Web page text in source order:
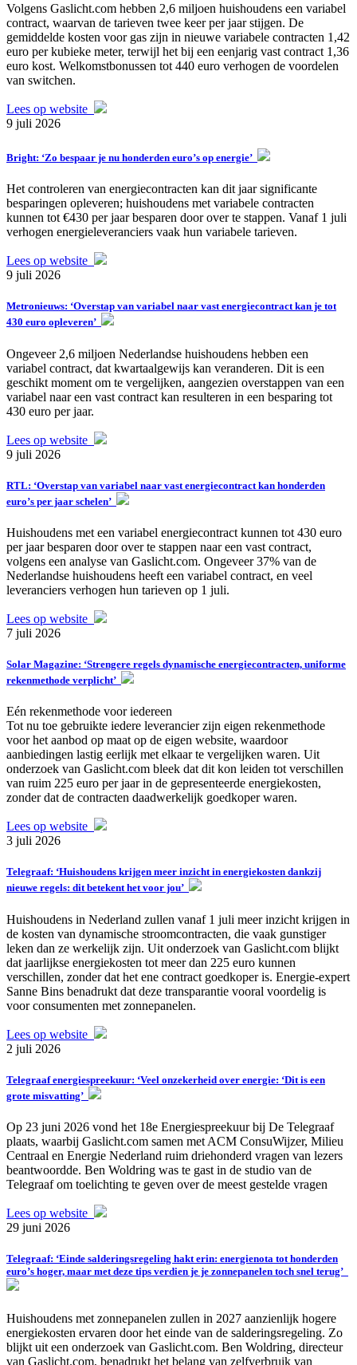
Volgens Gaslicht.com hebben 2,6 miljoen huishoudens een variabel
contract, waarvan de tarieven twee keer per jaar stijgen. De
gemiddelde kosten voor gas zijn in nieuwe variabele contracten 1,42
euro per kubieke meter, terwijl het bij een eenjarig vast contract 1,36
euro kost. Welkomstbonussen tot 440 euro verhogen de voordelen
van switchen.
Lees op website
9 juli 2026
Bright: ‘Zo bespaar je nu honderden euro’s op energie’
Het controleren van energiecontracten kan dit jaar significante
besparingen opleveren; huishoudens met variabele contracten
kunnen tot €430 per jaar besparen door over te stappen. Vanaf 1 juli
verhogen energieleveranciers vaak hun variabele tarieven.
Lees op website
9 juli 2026
Metronieuws: ‘Overstap van variabel naar vast energiecontract kan je tot
430 euro opleveren’
Ongeveer 2,6 miljoen Nederlandse huishoudens hebben een
variabel contract, dat kwartaalgewijs kan veranderen. Dit is een
geschikt moment om te vergelijken, aangezien overstappen van een
variabel naar een vast contract kan resulteren in een besparing tot
430 euro per jaar.
Lees op website
9 juli 2026
RTL: ‘Overstap van variabel naar vast energiecontract kan honderden
euro’s per jaar schelen’
Huishoudens met een variabel energiecontract kunnen tot 430 euro
per jaar besparen door over te stappen naar een vast contract,
volgens een analyse van Gaslicht.com. Ongeveer 37% van de
Nederlandse huishoudens heeft een variabel contract, en veel
leveranciers verhogen hun tarieven op 1 juli.
Lees op website
7 juli 2026
Solar Magazine: ‘Strengere regels dynamische energiecontracten, uniforme
rekenmethode verplicht’
Eén rekenmethode voor iedereen
Tot nu toe gebruikte iedere leverancier zijn eigen rekenmethode
voor het aanbod op maat op de eigen website, waardoor
aanbiedingen lastig eerlijk met elkaar te vergelijken waren. Uit
onderzoek van Gaslicht.com bleek dat dit kon leiden tot verschillen
van ruim 225 euro per jaar in de gepresenteerde energiekosten,
zonder dat de contracten daadwerkelijk goedkoper waren.
Lees op website
3 juli 2026
Telegraaf: ‘Huishoudens krijgen meer inzicht in energiekosten dankzij
nieuwe regels: dit betekent het voor jou’
Huishoudens in Nederland zullen vanaf 1 juli meer inzicht krijgen in
de kosten van dynamische stroomcontracten, die vaak gunstiger
leken dan ze werkelijk zijn. Uit onderzoek van Gaslicht.com blijkt
dat jaarlijkse energiekosten tot meer dan 225 euro kunnen
verschillen, zonder dat het ene contract goedkoper is. Energie-expert
Sanne Bins benadrukt dat deze transparantie vooral voordelig is
voor consumenten met zonnepanelen.
Lees op website
2 juli 2026
Telegraaf energiespreekuur: ‘Veel onzekerheid over energie: ‘Dit is een
grote misvatting’
Op 23 juni 2026 vond het 18e Energiespreekuur bij De Telegraaf
plaats, waarbij Gaslicht.com samen met ACM ConsuWijzer, Milieu
Centraal en Energie Nederland ruim driehonderd vragen van lezers
beantwoordde. Ben Woldring was te gast in de studio van de
Telegraaf om toelichting te geven over de meest gestelde vragen
Lees op website
29 juni 2026
Telegraaf: ‘Einde salderingsregeling hakt erin: energienota tot honderden
euro’s hoger, maar met deze tips verdien je je zonnepanelen toch snel terug’
Huishoudens met zonnepanelen zullen in 2027 aanzienlijk hogere
energiekosten ervaren door het einde van de salderingsregeling. Zo
blijkt uit een onderzoek van Gaslicht.com. Ben Woldring, directeur
van Gaslicht.com, benadrukt het belang van zelfverbruik van